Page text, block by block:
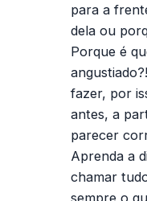
para a
dela ou
Porque é
fazer, por
antes, a
parecer
Aprenda a
chamar
sempre o